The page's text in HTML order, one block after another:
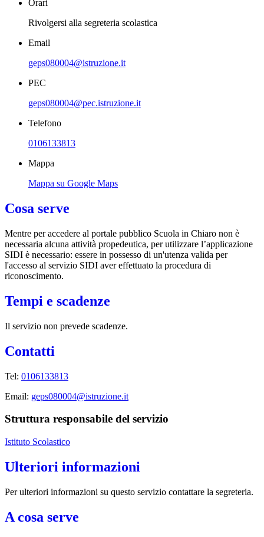
Orari
Rivolgersi alla segreteria scolastica
Email
geps080004@istruzione.it
PEC
geps080004@pec.istruzione.it
Telefono
0106133813
Mappa
Mappa su Google Maps
Cosa serve
Mentre per accedere al portale pubblico Scuola in Chiaro non è
necessaria alcuna attività propedeutica, per utilizzare l’applicazione
SIDI è necessario: essere in possesso di un'utenza valida per
l'accesso al servizio SIDI aver effettuato la procedura di
riconoscimento.
Tempi e scadenze
Il servizio non prevede scadenze.
Contatti
Tel: 0106133813
Email: geps080004@istruzione.it
Struttura responsabile del servizio
Istituto Scolastico
Ulteriori informazioni
Per ulteriori informazioni su questo servizio contattare la segreteria.
A cosa serve